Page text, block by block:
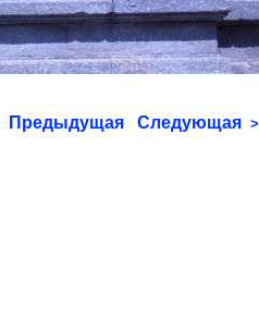
Предыдущая Следующая >